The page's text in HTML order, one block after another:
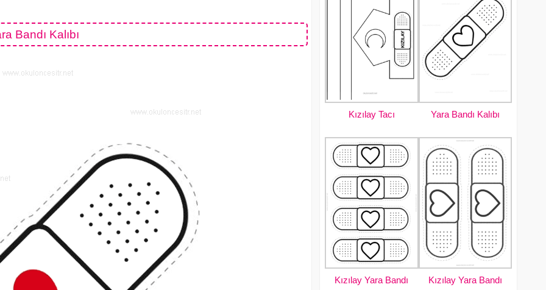
Bandı Kalıbı
Kızılay Tacı Yara Bandı Kalıbı
Kızılay Yara Bandı Kızılay Yara Bandı